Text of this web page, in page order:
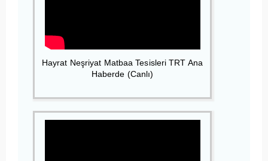
Hayrat Neşriyat Matbaa Tesisleri TRT Ana
Haberde (Canlı)